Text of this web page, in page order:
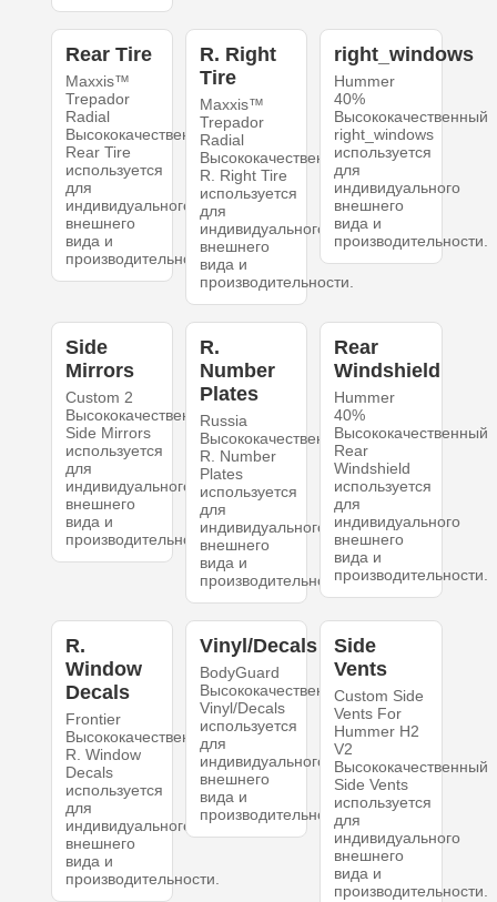
Rear Tire
Maxxis™
Trepador
Radial
Высококачественный
Rear Tire
используется
для
индивидуального
внешнего
вида и
производительности.
R. Right
Tire
Maxxis™
Trepador
Radial
Высококачественный
R. Right Tire
используется
для
индивидуального
внешнего
вида и
производительности.
right_windows
Hummer
40%
Высококачественный
right_windows
используется
для
индивидуального
внешнего
вида и
производительности.
Side
Mirrors
Custom 2
Высококачественный
Side Mirrors
используется
для
индивидуального
внешнего
вида и
производительности.
R.
Number
Plates
Russia
Высококачественный
R. Number
Plates
используется
для
индивидуального
внешнего
вида и
производительности.
Rear
Windshield
Hummer
40%
Высококачественный
Rear
Windshield
используется
для
индивидуального
внешнего
вида и
производительности.
R.
Window
Decals
Frontier
Высококачественный
R. Window
Decals
используется
для
индивидуального
внешнего
вида и
производительности.
Vinyl/Decals
BodyGuard
Высококачественный
Vinyl/Decals
используется
для
индивидуального
внешнего
вида и
производительности.
Side
Vents
Custom Side
Vents For
Hummer H2
V2
Высококачественный
Side Vents
используется
для
индивидуального
внешнего
вида и
производительности.